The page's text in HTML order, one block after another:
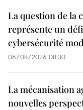
La question de la
représente un
cybersécurité
06/08/2026 08:30
La mécanisation
nouvelles